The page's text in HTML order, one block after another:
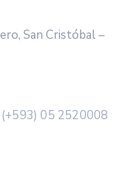
San Cristóbal –
05 2520008